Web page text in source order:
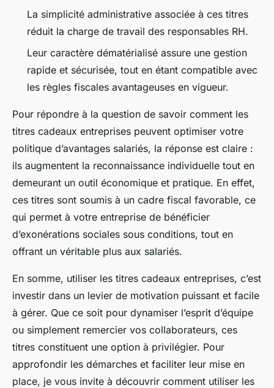
La simplicité administrative associée à ces titres
réduit la charge de travail des responsables RH.
Leur caractère dématérialisé assure une gestion
rapide et sécurisée, tout en étant compatible avec
les règles fiscales avantageuses en vigueur.
Pour répondre à la question de savoir comment les
titres cadeaux entreprises peuvent optimiser votre
politique d’avantages salariés, la réponse est claire :
ils augmentent la reconnaissance individuelle tout en
demeurant un outil économique et pratique. En effet,
ces titres sont soumis à un cadre fiscal favorable, ce
qui permet à votre entreprise de bénéficier
d’exonérations sociales sous conditions, tout en
offrant un véritable plus aux salariés.
En somme, utiliser les titres cadeaux entreprises, c’est
investir dans un levier de motivation puissant et facile
à gérer. Que ce soit pour dynamiser l’esprit d’équipe
ou simplement remercier vos collaborateurs, ces
titres constituent une option à privilégier. Pour
approfondir les démarches et faciliter leur mise en
place, je vous invite à découvrir comment utiliser les